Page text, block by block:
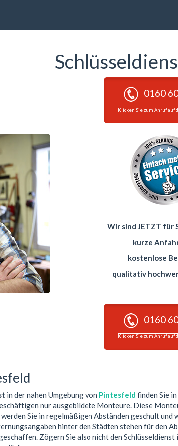
0160
Klicken Sie zum Anruf auf
Wir sind JETZT für
kurze
kostenlose
qualitativ
0160
Klicken Sie zum Anruf auf
in der nahen Umgebung von Pintesfeld finden Sie
nur ausgebildete Monteure. Diese
Sie in regelmäßigen Abständen geschult
hinter den Städten stehen für den
Zögern Sie also nicht den